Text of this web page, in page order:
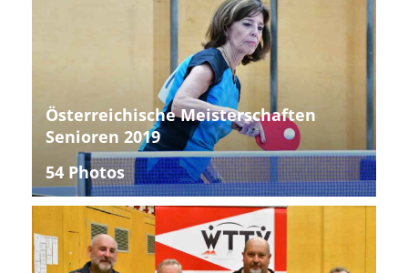
Österreichische Meisterschaften
Senioren 2019
54 Photos